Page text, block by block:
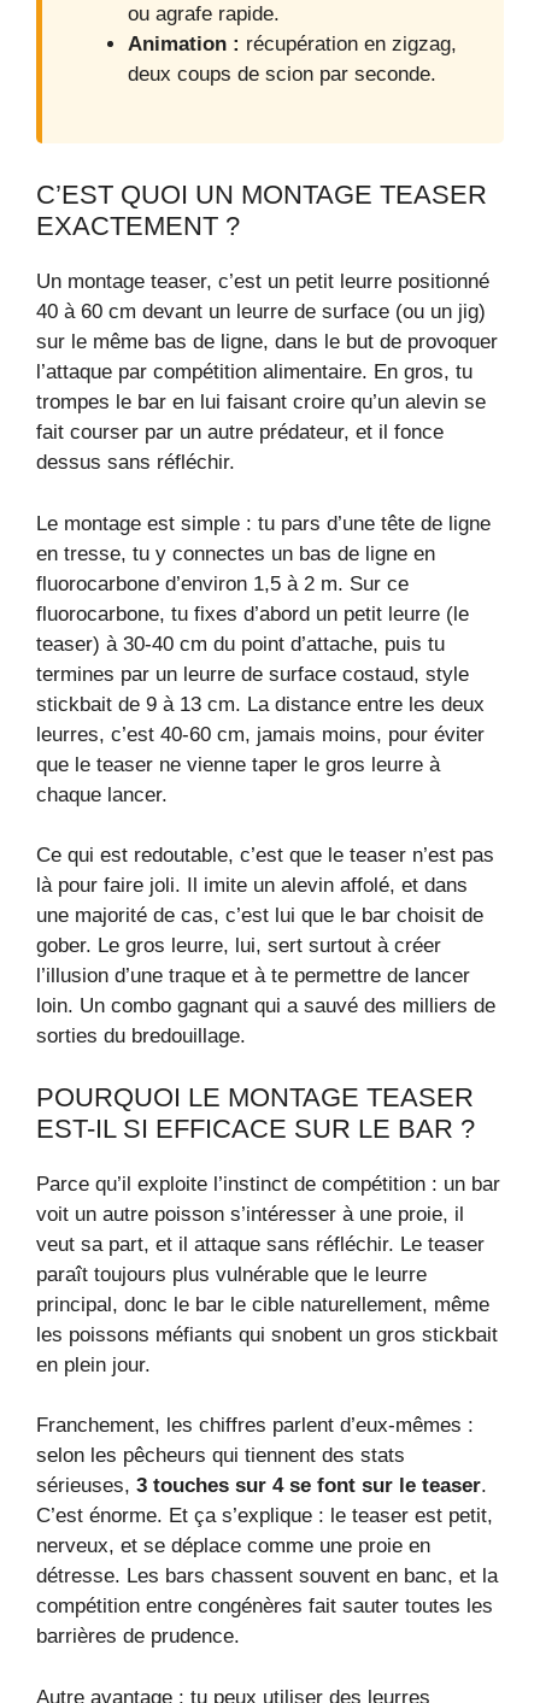
ou agrafe rapide.
Animation : récupération en zigzag,
deux coups de scion par seconde.
C’EST QUOI UN MONTAGE TEASER
EXACTEMENT ?
Un montage teaser, c’est un petit leurre positionné
40 à 60 cm devant un leurre de surface (ou un jig)
sur le même bas de ligne, dans le but de provoquer
l’attaque par compétition alimentaire. En gros, tu
trompes le bar en lui faisant croire qu’un alevin se
fait courser par un autre prédateur, et il fonce
dessus sans réfléchir.
Le montage est simple : tu pars d’une tête de ligne
en tresse, tu y connectes un bas de ligne en
fluorocarbone d’environ 1,5 à 2 m. Sur ce
fluorocarbone, tu fixes d’abord un petit leurre (le
teaser) à 30-40 cm du point d’attache, puis tu
termines par un leurre de surface costaud, style
stickbait de 9 à 13 cm. La distance entre les deux
leurres, c’est 40-60 cm, jamais moins, pour éviter
que le teaser ne vienne taper le gros leurre à
chaque lancer.
Ce qui est redoutable, c’est que le teaser n’est pas
là pour faire joli. Il imite un alevin affolé, et dans
une majorité de cas, c’est lui que le bar choisit de
gober. Le gros leurre, lui, sert surtout à créer
l’illusion d’une traque et à te permettre de lancer
loin. Un combo gagnant qui a sauvé des milliers de
sorties du bredouillage.
POURQUOI LE MONTAGE TEASER
EST-IL SI EFFICACE SUR LE BAR ?
Parce qu’il exploite l’instinct de compétition : un bar
voit un autre poisson s’intéresser à une proie, il
veut sa part, et il attaque sans réfléchir. Le teaser
paraît toujours plus vulnérable que le leurre
principal, donc le bar le cible naturellement, même
les poissons méfiants qui snobent un gros stickbait
en plein jour.
Franchement, les chiffres parlent d’eux-mêmes :
selon les pêcheurs qui tiennent des stats
sérieuses, 3 touches sur 4 se font sur le teaser.
C’est énorme. Et ça s’explique : le teaser est petit,
nerveux, et se déplace comme une proie en
détresse. Les bars chassent souvent en banc, et la
compétition entre congénères fait sauter toutes les
barrières de prudence.
Autre avantage : tu peux utiliser des leurres